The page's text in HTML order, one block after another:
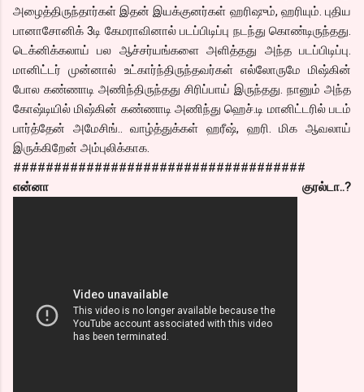
அழைத்திருந்தார்கள் இதன் இயக்குனர்கள் ஹரிஷும், ஹரியும். புதிய
பானாசோனிக் 3டி கேமராவினால் படப்பிடிப்பு நடந்து கொண்டிருந்தது.
டெக்னிக்கலாய் பல ஆச்சர்யங்களை அளித்தது அந்த படப்பிடிப்பு.
மானிட்டர் முன்னால் உட்கார்ந்திருந்தவர்கள் எல்லோருமே மிஷ்கின்
போல கண்ணாடி அணிந்திருந்தது சிரிப்பாய் இருந்தது. நானும் அந்த
கோஷ்டியில் மிஷ்கின் கண்ணாடி அணிந்து ஹெச்.டி மானிட்டரில் படம்
பார்த்தேன் அமேசிங்.. வாழ்த்துக்கள் ஹரீஷ், ஹரி. மிக ஆவலாய்
இருக்கிறேன் அம்புலிக்காக.
####################################
என்னா குரல்டா..?